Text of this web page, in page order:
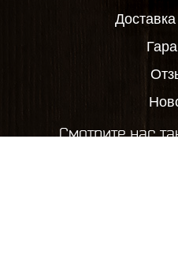
Смотрите нас